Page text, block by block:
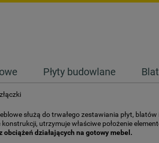
Płyty budowlane
służą do trwałego zestawiania płyt,
utrzymuje właściwe położenie
obciążeń działających na gotowy mebel.